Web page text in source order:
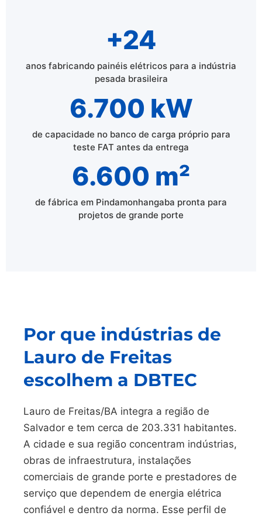
+24
anos fabricando painéis elétricos para a indústria
pesada brasileira
6.700 kW
de capacidade no banco de carga próprio para
teste FAT antes da entrega
6.600 m²
de fábrica em Pindamonhangaba pronta para
projetos de grande porte
Por que indústrias de
Lauro de Freitas
escolhem a DBTEC
Lauro de Freitas/BA integra a região de
Salvador e tem cerca de 203.331 habitantes.
A cidade e sua região concentram indústrias,
obras de infraestrutura, instalações
comerciais de grande porte e prestadores de
serviço que dependem de energia elétrica
confiável e dentro da norma. Esse perfil de